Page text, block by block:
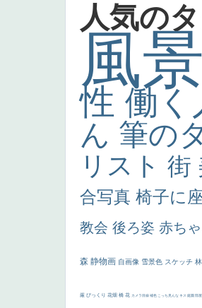
人気の
風
性 働く
ん 筆の
リスト 街
合写真 椅子に
教会 後ろ姿 赤ち
森 静物画 自画像 雪景色 スケッチ 林
厳 びっくり 花畑 橋 花 カメラ目線 補色 こっち見んな キス 庭園 部屋